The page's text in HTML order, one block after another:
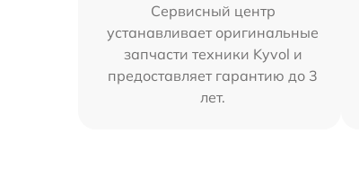
Сервисный центр
устанавливает оригинальные
запчасти техники Kyvol и
предоставляет гарантию до 3
лет.